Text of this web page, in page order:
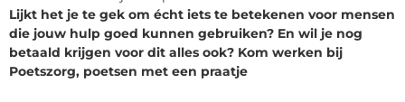
Lijkt het je te gek om écht iets te betekenen voor mensen
die jouw hulp goed kunnen gebruiken? En wil je nog
betaald krijgen voor dit alles ook? Kom werken bij
Poetszorg, poetsen met een praatje